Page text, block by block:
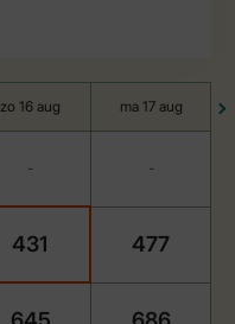
zo 16 aug ma 17 aug
- -
431 477